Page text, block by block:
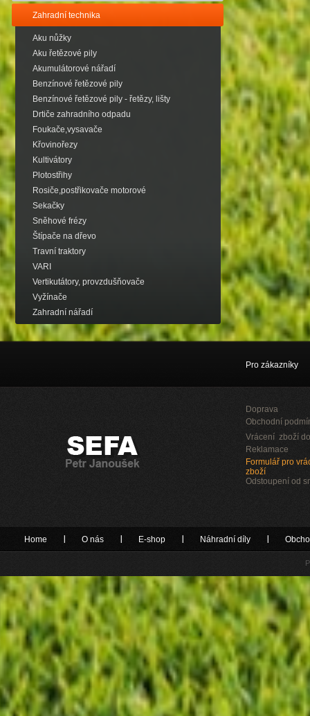
Zahradní technika
Aku nůžky
Aku řetězové pily
Akumulátorové nářadí
Benzínové řetězové pily
Benzínové řetězové pily - řetězy, lišty
Drtiče zahradního odpadu
Foukače,vysavače
Křovinořezy
Kultivátory
Plotostřihy
Rosiče,postřikovače motorové
Sekačky
Sněhové frézy
Štípače na dřevo
Travní traktory
VARI
Vertikutátory, provzdušňovače
Vyžínače
Zahradní nářadí
Pro zákazníky
Doprava
Obchodní
Vrácení zboží
Reklamace
Formulář pro
zboží
Odstoupení od
Home O nás E-shop Náhradní díly